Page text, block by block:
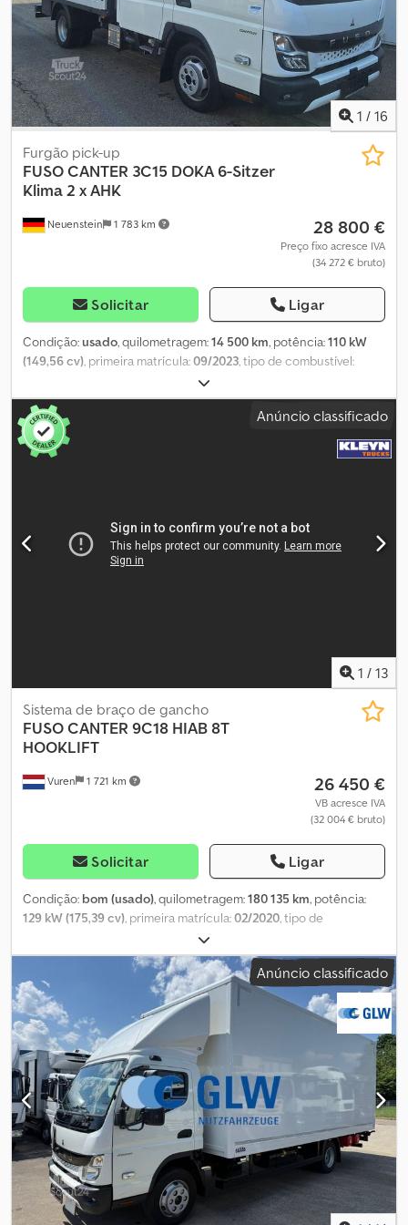
Pneus de tração, traseiros * Selo ambiental (verde) * Três lugares
* Manutenção conforme livro de revisões Não nos
responsabilizamos por erros de impressão ou de escrita Venda
apenas a empresas Dsdpfxjzd Iade Apisck Salvo erro e venda
prévia
1 / 16
Neuenstein 1 783 km
Furgão pick-up
FUSOCANTER 3C15 DOKA 6-Sitzer
Klima 2 x AHK
28 800 €
Preço fixo acresce IVA
(34 272 € bruto)
Solicitar Ligar
Condição:usado, quilometragem:14 500 km, potência:110 kW
(149,56 cv), primeira matrícula:09/2023, tipo de combustível:
branco
mecânico, número de lugares:6, volume do espaço de carga:2
m³, comprimento do espaço de carga: 3 250 mm, largura do
espaço de carga:
400 mm,
Equipamento:
, * 10974 - ID para contactos
retrovisores aquecidos, banco do condutor com suspensão e
apoio de braço * Dimensão dos pneus: 195/75R16C ----o nosso
endereço de e-mail: o nosso serviço para si: Dcsdpfx Apszr
Anúncio classificado
1 / 13
Vuren 1 721 km
Sistema de braço de gancho
FUSOCANTER 9C18 HIAB 8T
HOOKLIFT
26 450 €
VB acresce IVA
(32 004 € bruto)
Solicitar Ligar
Condição: bom (usado), quilometragem:180 135 km, potência:
129 kW (175,39 cv), primeira matrícula:02/2020, tipo de
, tamanho do pneu:
de eixo:4x2, distância entre eixos:3 860 mm, combustível:diesel,
, cabina do condutor:cabina diurna, tipo de
engrenagem:
automático, número de velocidades: 6, classe de
emissão:
Euro 6 , suspensão:aço , comprimento total:6 350 mm,
largura total:2 250 mm, altura total:2 630 mm
, Ano de fabrico:
2020, Equipamento:ABS, Bluetooth, ar condicionado, controlo
de tração, controlo de velocidade de cruzeiro, espelho
retrovisor elétrico, fecho centralizado, regulação eléctrica dos
vidros, = Outras opções e acessórios = - Espelhos aquecidos -
Tacógrafo digital - Tacógrafo (aparelho de controlo) - Fixo -
Lâmpada halógena - Cabine curta - Manual - Tomada de força
auxiliar - Bomba - Rádio/cassete - Câmara de marcha-atrás -
Assistente de manutenção na faixa - Tecido = Observações =
Número de eixos: 2, Configuração: 4x2, Peso em vazio: 4435 kg,
Anúncio classificado